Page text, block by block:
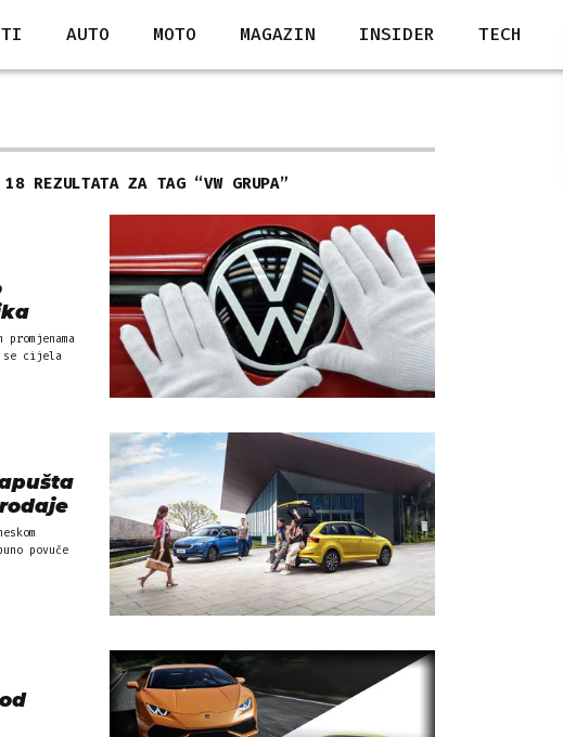
AUTO MOTO MAGAZIN INSIDER TECH
18 REZULTATA ZA TAG “VW GRUPA”
se cijela
povuče